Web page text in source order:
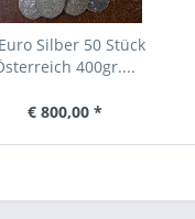
Silber 50 Stück
400gr....
€ 800,00 *